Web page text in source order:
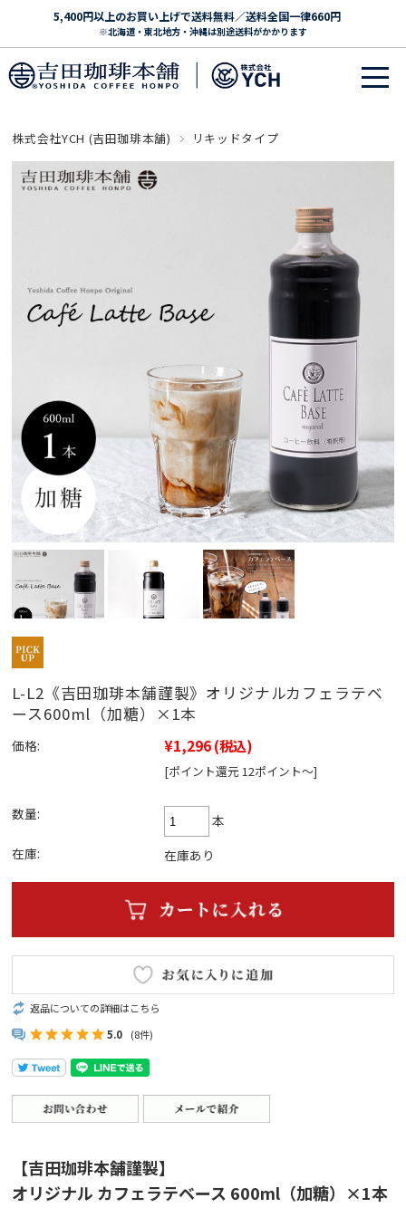
5,400円以上のお買い上げで送料無料／送料全国一律660円
※北海道・東北地方・沖縄は別途送料がかかります
株式会社YCH (吉田珈琲本舗) リキッドタイプ
L-L2《吉田珈琲本舗謹製》オリジナルカフェラテベ
ース600ml（加糖）×1本
価格: ¥1,296(税込)
[ポイント還元 12ポイント～]
数量:
本
在庫:
在庫あり
返品についての詳細はこちら
5.0
(8件)
【吉田珈琲本舗謹製】
オリジナル カフェラテベース 600ml（加糖）×1本